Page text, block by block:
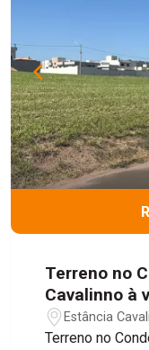
Terreno no
Cavalinno à
Estância
Terreno no